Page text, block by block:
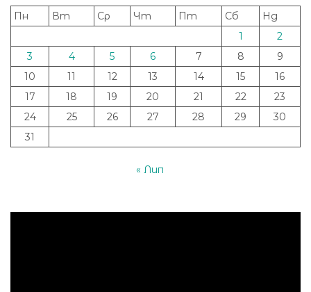
Пн
Вт Ср Чт Пт Сб
Нд
1
2
3
4 5 6 7 8
9
10
11 12 13 14 15
16
17
18 19 20 21 22
23
24
25 26 27 28 29
30
31
« Лип